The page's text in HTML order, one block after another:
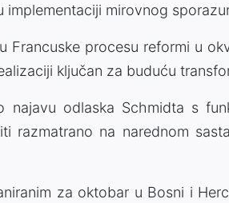
implementaciji mirovnog
Francuske procesu reformi u
ključan za buduću
najavu odlaska Schmidta s
razmatrano na narednom
za oktobar u Bosni i